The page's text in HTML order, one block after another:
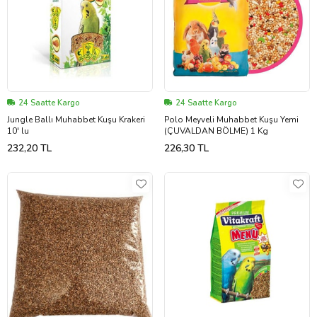
24 Saatte Kargo
Jungle Ballı Muhabbet Kuşu Krakeri
10' lu
232,20 TL
24 Saatte Kargo
Polo Meyveli Muhabbet Kuşu Yemi
(ÇUVALDAN BÖLME) 1 Kg
226,30 TL